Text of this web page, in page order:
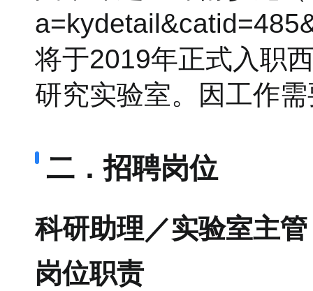
将于2019年正式入职
研究实验室。因工作
二．招聘岗位
科研助理／实验室主
岗位职责